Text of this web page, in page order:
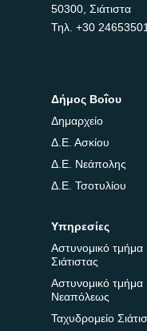
50300, Σιάτιστα
Τηλ. +30
Δήμος Βοΐου
Δημαρχείο
Δ.Ε. Ασκίου
Δ.Ε. Νεάπολης
Δ.Ε. Τσοτυλίου
Υπηρεσίες
Αστυνομικό τμήμα
Σιάτιστας
Αστυνομικό τμήμα
Νεαπόλεως
Ταχυδρομείο